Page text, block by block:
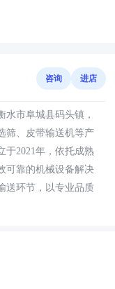
咨询 进店
市阜城县码头镇，
筛、皮带输送机等产
于2021年，依托成熟
可靠的机械设备解决
送环节，以专业品质